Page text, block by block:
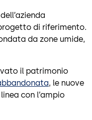
di riferimento.
da zone umide,
il patrimonio
, le nuove
con l’ampio